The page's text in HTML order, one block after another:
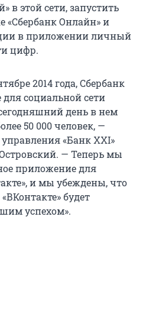
в этой сети, запустить
«Сбербанк Онлайн» и
в приложении личный
цифр.
2014 года, Сбербанк
социальной сети
день в нем
50 000 человек, —
«Банк XXI»
— Теперь мы
приложение для
и мы убеждены, что
будет
успехом».